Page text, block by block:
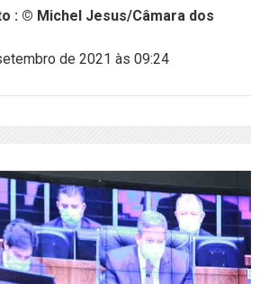
: © Michel Jesus/Câmara dos
de 2021 às 09:24